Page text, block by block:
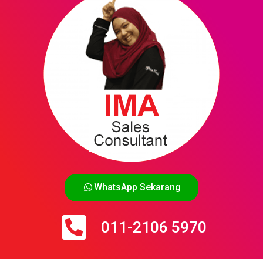
WhatsApp Sekarang
011-2106 5970